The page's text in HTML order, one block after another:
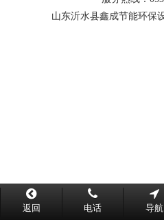
山东沂水县鑫成节能环保
返回 电话 导航